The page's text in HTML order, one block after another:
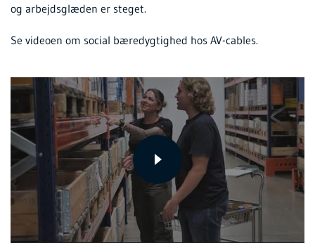
og arbejdsglæden er steget.
Se videoen om social bæredygtighed hos AV-cables.